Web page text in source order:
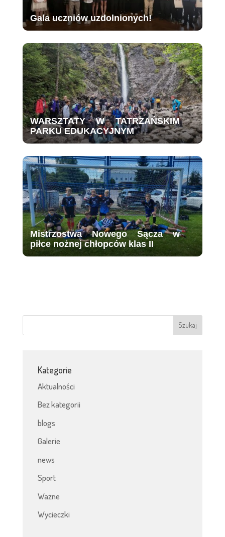
Gala uczniów uzdolnionych!
WARSZTATY W TATRZAŃSKIM
PARKU EDUKACYJNYM
Mistrzostwa Nowego Sącza w
piłce nożnej chłopców klas II
Kategorie
Aktualności
Bez kategorii
blogs
Galerie
news
Sport
Ważne
Wycieczki